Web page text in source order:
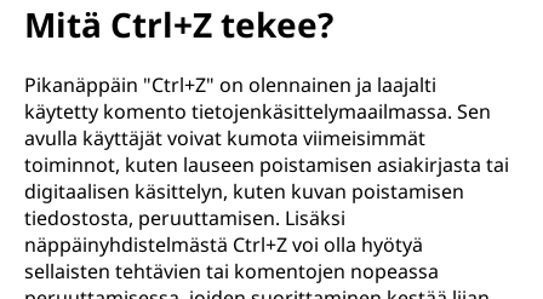
Mitä Ctrl+Z tekee?
Pikanäppäin "Ctrl+Z" on olennainen ja laajalti
käytetty komento tietojenkäsittelymaailmassa. Sen
avulla käyttäjät voivat kumota viimeisimmät
toiminnot, kuten lauseen poistamisen asiakirjasta tai
digitaalisen käsittelyn, kuten kuvan poistamisen
tiedostosta, peruuttamisen. Lisäksi
näppäinyhdistelmästä Ctrl+Z voi olla hyötyä
sellaisten tehtävien tai komentojen nopeassa